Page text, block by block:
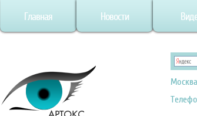
Главная Новости